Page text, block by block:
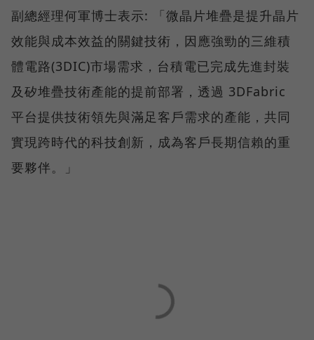
副總經理何軍博士表示: 「微晶片堆疊是提升晶片
效能與成本效益的關鍵技術，因應強勁的三維積
體電路(3DIC)市場需求，台積電已完成先進封裝
及矽堆疊技術產能的提前部署，透過 3DFabric
平台提供技術領先與滿足客戶需求的產能，共同
實現跨時代的科技創新，成為客戶長期信賴的重
要夥伴。」